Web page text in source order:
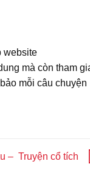
website
mà còn tham
mỗi câu chuyện
– Truyện cổ tích